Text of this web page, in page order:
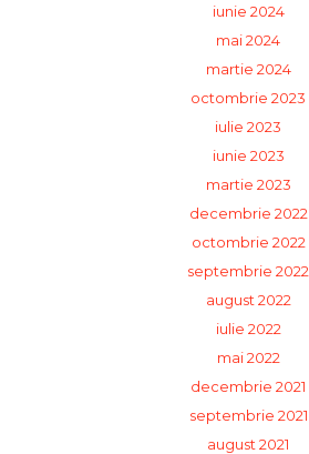
iunie 2024
mai 2024
martie 2024
octombrie 2023
iulie 2023
iunie 2023
martie 2023
decembrie 2022
octombrie 2022
septembrie 2022
august 2022
iulie 2022
mai 2022
decembrie 2021
septembrie 2021
august 2021